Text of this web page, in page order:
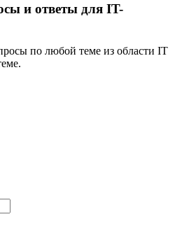
и ответы для IT-
по любой теме из области IT